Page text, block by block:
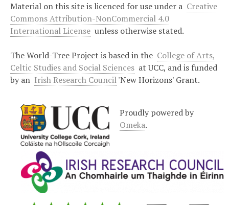
Material on this site is licenced for use under a Creative
Commons Attribution-NonCommercial 4.0
International License unless otherwise stated.
The World-Tree Project is based in the College of Arts,
Celtic Studies and Social Sciences at UCC, and is funded
by an Irish Research Council'New Horizons' Grant.
Proudly powered by
Omeka.